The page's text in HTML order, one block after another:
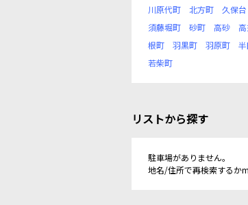
川原代町
北方町 久保台
須藤堀町
砂町 高砂
根町
羽黒町 羽原町
若柴町
リストから探す
駐車場がありません。
地名/住所で再検索するか